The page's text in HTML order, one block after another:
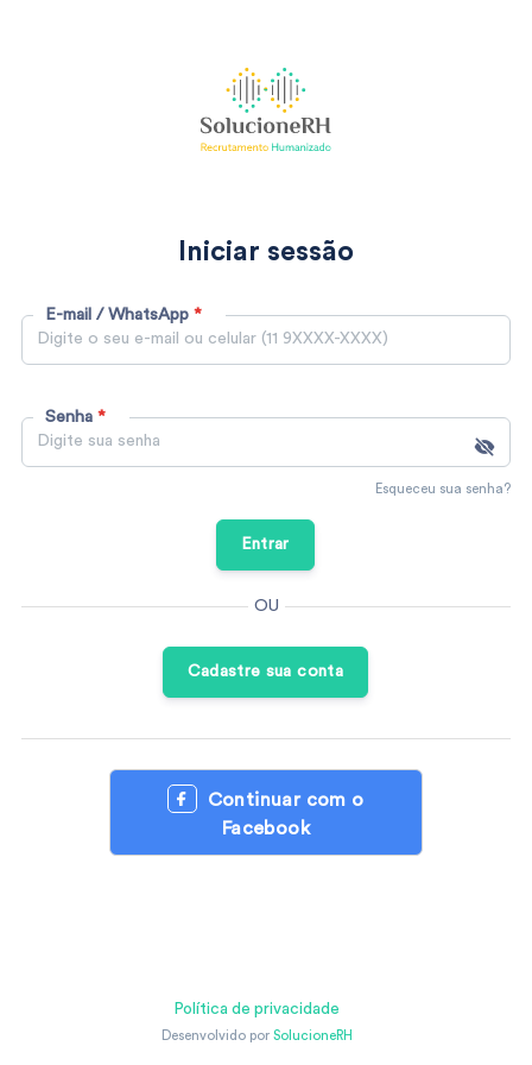
Iniciar sessão
E-mail / WhatsApp *
Senha *
Esqueceu sua senha?
Entrar
OU
Cadastre sua conta
Continuar com o
Facebook
Política de privacidade
Desenvolvido por SolucioneRH